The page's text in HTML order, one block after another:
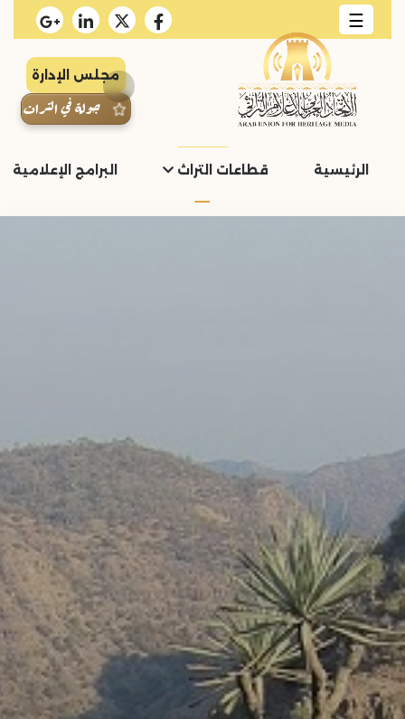
☰
مجلس الإدارة
جولة في التراث
الرئيسية قطاعات التراث البرامج الإعلامية